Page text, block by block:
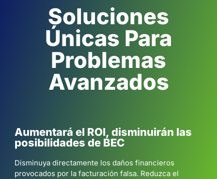
Soluciones
Únicas Para
Problemas
Avanzados
Aumentará el ROI, disminuirán las
posibilidades de BEC
Disminuya directamente los daños financieros
provocados por la facturación falsa. Reduzca el